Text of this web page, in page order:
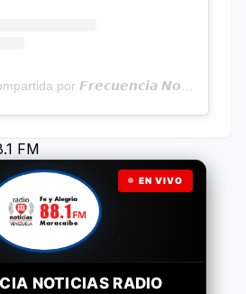
FM
EN VIVO
NOTICIAS RADIO